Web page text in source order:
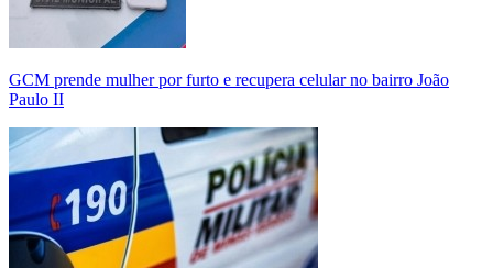
GCM prende mulher por furto e recupera celular no bairro João
Paulo II